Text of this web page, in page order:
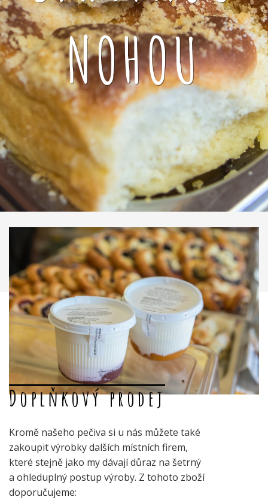
NOHOU
Doplňkový prodej
Kromě našeho pečiva si u nás můžete také
zakoupit výrobky dalších místních firem,
které stejně jako my dávají důraz na šetrný
a ohleduplný postup výroby. Z tohoto zboží
doporučujeme: